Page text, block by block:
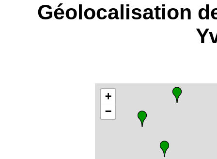
Géolocalisation
+
−